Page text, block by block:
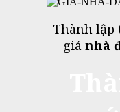
Thành lập
giá nhà